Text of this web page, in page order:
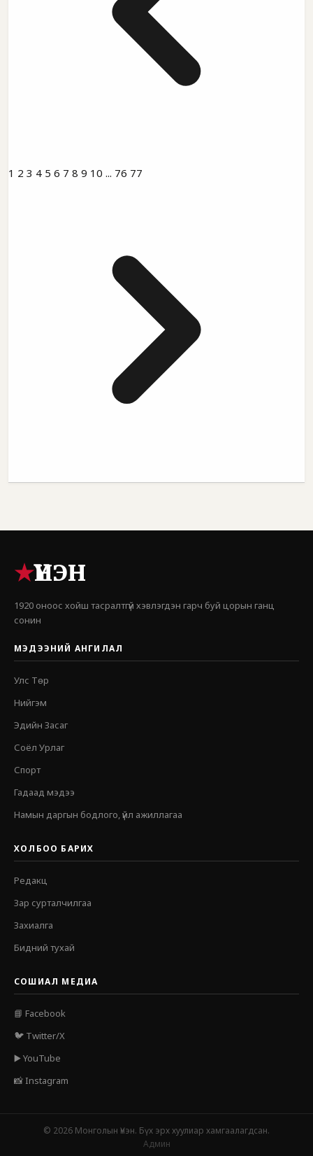
1 2 3 4 5 6 7 8 9 10 ... 76 77
★ҮНЭН
1920 оноос хойш тасралтгүй хэвлэгдэн гарч буй цорын ганц
сонин
МЭДЭЭНИЙ АНГИЛАЛ
Улс Төр
Нийгэм
Эдийн Засаг
Соёл Урлаг
Спорт
Гадаад мэдээ
Намын даргын бодлого, үйл ажиллагаа
ХОЛБОО БАРИХ
Редакц
Зар сурталчилгаа
Захиалга
Бидний тухай
СОШИАЛ МЕДИА
📘 Facebook
🐦 Twitter/X
▶️ YouTube
📸 Instagram
© 2026 Монголын Үнэн. Бүх эрх хуулиар хамгаалагдсан.
Админ